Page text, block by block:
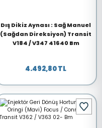
Dış Dikiz Aynası : Sağ Manuel
(Sağdan Direksiyon) Transit
V184 / V347 41640 Bm
4.492,80 TL